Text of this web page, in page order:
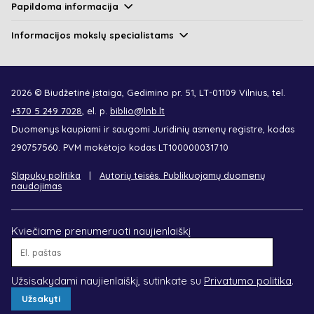
Papildoma informacija
Informacijos mokslų specialistams
2026 © Biudžetinė įstaiga, Gedimino pr. 51, LT-01109 Vilnius, tel.
+370 5 249 7028, el. p. biblio@lnb.lt
Duomenys kaupiami ir saugomi Juridinių asmenų registre, kodas
290757560. PVM mokėtojo kodas LT100000031710
Slapukų politika
Autorių teisės. Publikuojamų duomenų
naudojimas
Kviečiame prenumeruoti naujienlaiškį
Užsisakydami naujienlaiškį, sutinkate su Privatumo politika.